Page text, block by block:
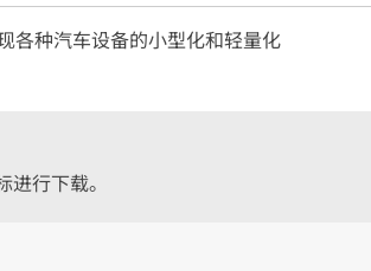
各种汽车设备的小型化和轻量化
行下载。